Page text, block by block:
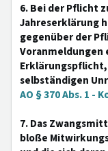
6. Bei der Pflicht
Jahreserklärung
gegenüber der
Voranmeldungen
selbständigen
AO § 370 Abs. 1 -
7. Das
bloße